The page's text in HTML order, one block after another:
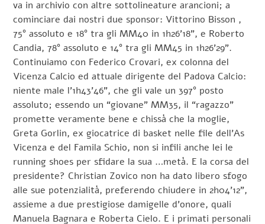
va in archivio con altre sottolineature arancioni; a
cominciare dai nostri due sponsor: Vittorino Bisson ,
75° assoluto e 18° tra gli MM40 in 1h26’18”, e Roberto
Candia, 78° assoluto e 14° tra gli MM45 in 1h26’29”.
Continuiamo con Federico Crovari, ex colonna del
Vicenza Calcio ed attuale dirigente del Padova Calcio:
niente male l’1h43’46”, che gli vale un 397° posto
assoluto; essendo un “giovane” MM35, il “ragazzo”
promette veramente bene e chissà che la moglie,
Greta Gorlin, ex giocatrice di basket nelle file dell’As
Vicenza e del Famila Schio, non si infili anche lei le
running shoes per sfidare la sua …metà. E la corsa del
presidente? Christian Zovico non ha dato libero sfogo
alle sue potenzialità, preferendo chiudere in 2h04’12”,
assieme a due prestigiose damigelle d’onore, quali
Manuela Bagnara e Roberta Cielo. E i primati personali